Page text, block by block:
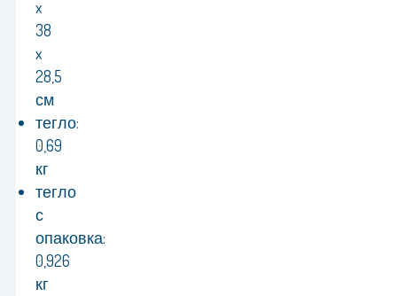
x
38
x
28,5
см
тегло:
0,69
кг
тегло
с
опаковка:
0,926
кг